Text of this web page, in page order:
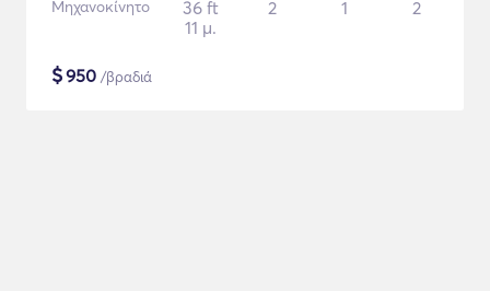
Μηχανοκίνητο
36 ft
11 μ.
2 1 2
$950 /βραδιά